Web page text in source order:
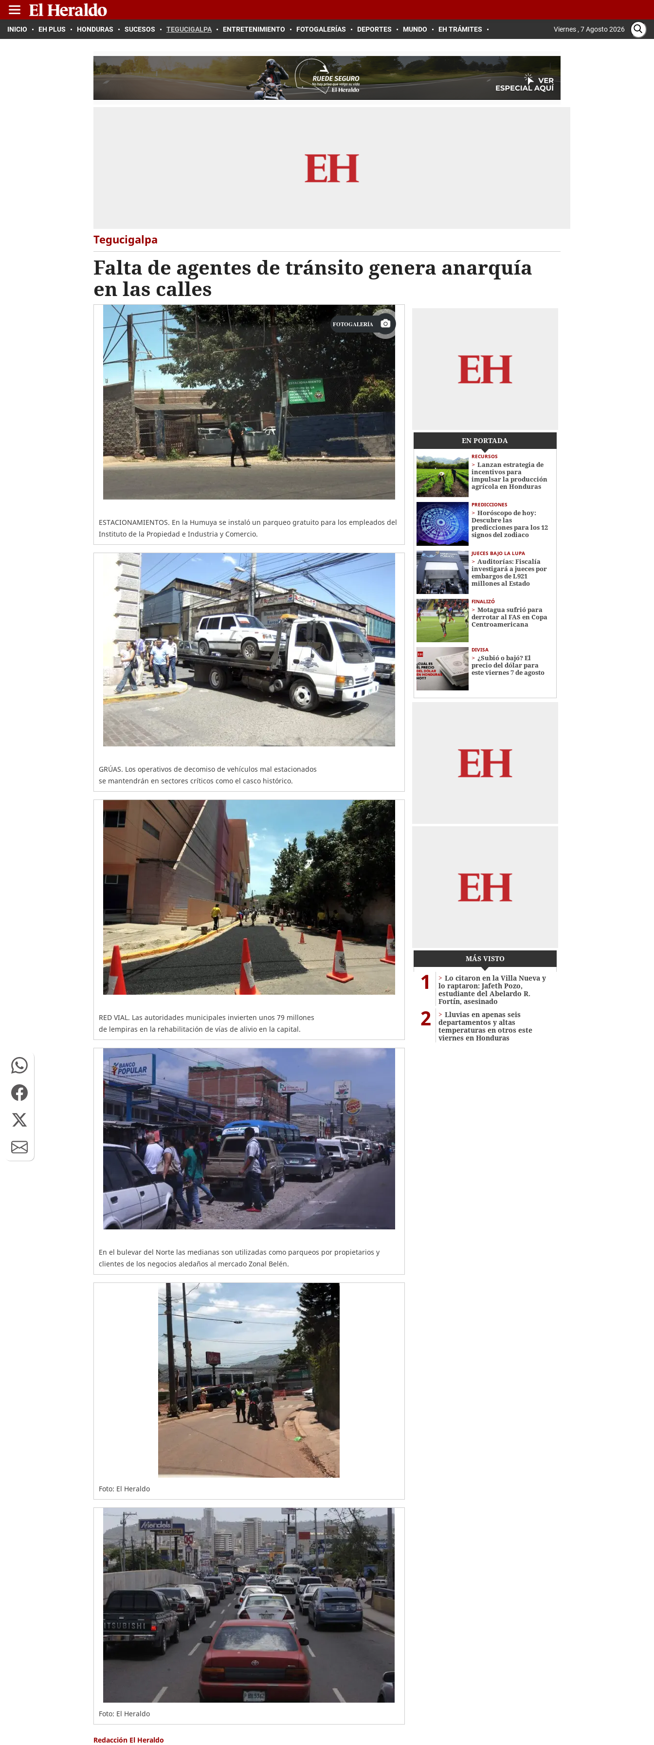
INICIO EH PLUS HONDURAS SUCESOS TEGUCIGALPA ENTRETENIMIENTO FOTOGALERÍAS DEPORTES MUNDO EH TRÁMITES Viernes , 7 Agosto 2026
Tegucigalpa
Falta de agentes de tránsito genera anarquía
en las calles
FOTOGALERÍA
ESTACIONAMIENTOS. En la Humuya se instaló un parqueo gratuito para los empleados del
Instituto de la Propiedad e Industria y Comercio.
GRÚAS. Los operativos de decomiso de vehículos mal estacionados
se mantendrán en sectores críticos como el casco histórico.
RED VIAL. Las autoridades municipales invierten unos 79 millones
de lempiras en la rehabilitación de vías de alivio en la capital.
En el bulevar del Norte las medianas son utilizadas como parqueos por propietarios y
clientes de los negocios aledaños al mercado Zonal Belén.
Foto: El Heraldo
Foto: El Heraldo
Redacción El Heraldo
EN PORTADA
RECURSOS
Lanzan estrategia de
incentivos para
impulsar la producción
agrícola en Honduras
PREDICCIONES
Horóscopo de hoy:
Descubre las
predicciones para los 12
signos del zodiaco
JUECES BAJO LA LUPA
Auditorías: Fiscalía
investigará a jueces por
embargos de L921
millones al Estado
FINALIZÓ
Motagua sufrió para
derrotar al FAS en Copa
Centroamericana
DIVISA
¿Subió o bajó? El
precio del dólar para
este viernes 7 de agosto
MÁS VISTO
1
Lo citaron en la Villa Nueva y
lo raptaron: Jafeth Pozo,
estudiante del Abelardo R.
Fortín, asesinado
2
Lluvias en apenas seis
departamentos y altas
temperaturas en otros este
viernes en Honduras